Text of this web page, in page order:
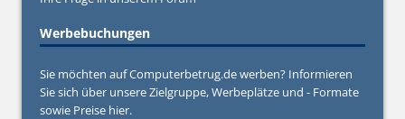
Werbebuchungen
Sie möchten auf Computerbetrug.de werben? Informieren
Sie sich über unsere Zielgruppe, Werbeplätze und - Formate
sowie Preise hier.